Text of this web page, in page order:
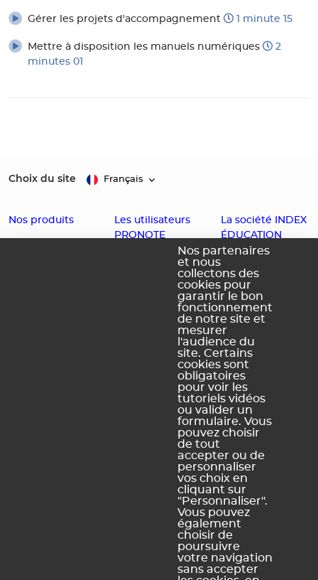
Gérer les projets d'accompagnement 1 minute 15
Mettre à disposition les manuels numériques
2
minutes 01
Choix du site Français
Nos produits
Les utilisateurs
PRONOTE
Enseignants
La société INDEX
ÉDUCATION
Histoire
Offres d'emploi
Contact
Accessibilité :
Partiellement
conforme
Schéma
pluriannuel
d'accessibilité
numérique
Légal produits
Conditions générales de
vente et d'utilisation
Dispositions relatives à la
protection des données
personnelles
Nos partenaires
et nous
collectons des
cookies pour
garantir le bon
fonctionnement
de notre site et
mesurer
l'audience du
site. Certains
cookies sont
obligatoires
pour voir les
tutoriels vidéos
ou valider un
formulaire. Vous
pouvez choisir
de tout
accepter ou de
personnaliser
vos choix en
cliquant sur
"Personnaliser".
Vous pouvez
également
choisir de
poursuivre
votre navigation
sans accepter